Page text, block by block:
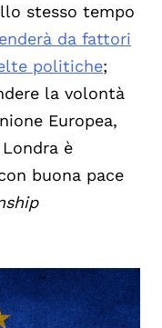
stesso tempo
da fattori
politiche;
la volontà
Europea,
è
buona pace